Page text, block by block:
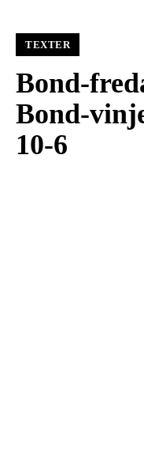
TEXTER
Bond-
Bond-
10-6